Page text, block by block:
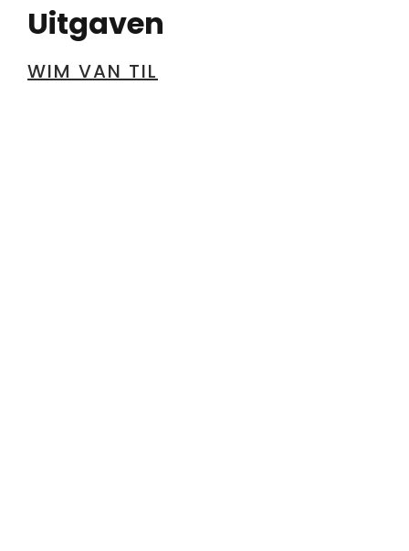
Uitgaven
WIM VAN TIL